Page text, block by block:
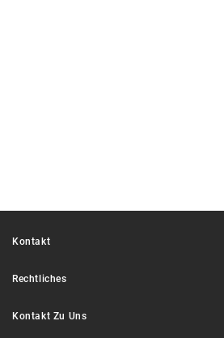
Kontakt
Rechtliches
Kontakt Zu Uns